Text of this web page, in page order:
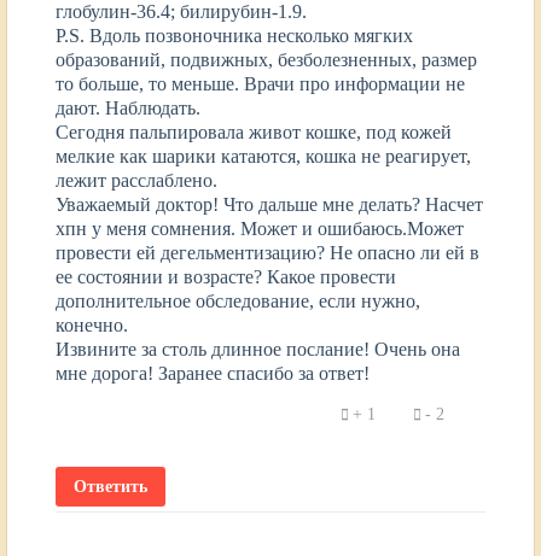
глобулин-36.4; билирубин-1.9.
P.S. Вдоль позвоночника несколько мягких
образований, подвижных, безболезненных, размер
то больше, то меньше. Врачи про информации не
дают. Наблюдать.
Сегодня пальпировала живот кошке, под кожей
мелкие как шарики катаются, кошка не реагирует,
лежит расслаблено.
Уважаемый доктор! Что дальше мне делать? Насчет
хпн у меня сомнения. Может и ошибаюсь.Может
провести ей дегельментизацию? Не опасно ли ей в
ее состоянии и возрасте? Какое провести
дополнительное обследование, если нужно,
конечно.
Извините за столь длинное послание! Очень она
мне дорога! Заранее спасибо за ответ!
1 2
Ответить